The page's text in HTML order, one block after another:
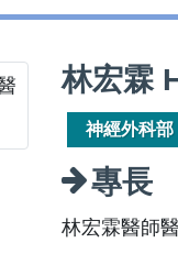
林宏霖
神經外科部
專長
林宏霖醫師